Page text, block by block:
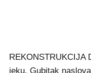
REKONSTRUKCIJA
jeku. Gubitak